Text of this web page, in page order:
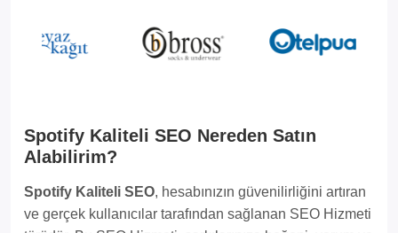
Spotify Kaliteli SEO Nereden Satın
Alabilirim?
Spotify Kaliteli SEO, hesabınızın güvenilirliğini artıran
ve gerçek kullanıcılar tarafından sağlanan SEO Hizmeti